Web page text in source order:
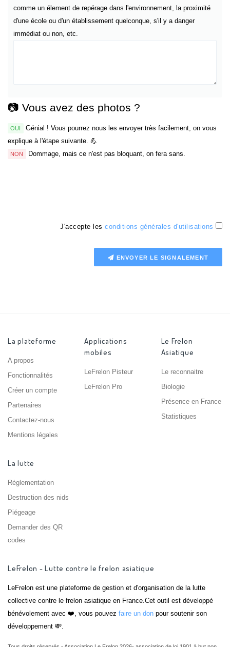
comme un élement de repérage dans l'environnement, la proximité
d'une école ou d'un établissement quelconque, s'il y a danger
immédiat ou non, etc.
📷 Vous avez des photos ?
OUI
Génial ! Vous pourrez nous les envoyer très facilement, on vous
explique à l'étape suivante. 💪
NON Dommage, mais ce n'est pas bloquant, on fera sans.
J'accepte les conditions générales d'utilisations
ENVOYER LE SIGNALEMENT
La plateforme
A propos
Fonctionnalités
Créer un compte
Partenaires
Contactez-nous
Mentions légales
Applications
mobiles
LeFrelon Pisteur
LeFrelon Pro
Le Frelon
Asiatique
Le reconnaitre
Biologie
Présence en France
Statistiques
La lutte
Réglementation
Destruction des nids
Piégeage
Demander des QR
codes
LeFrelon - Lutte contre le frelon asiatique
LeFrelon est une plateforme de gestion et d'organisation de la lutte
collective contre le frelon asiatique en France.Cet outil est développé
bénévolement avec ❤️, vous pouvez faire un don pour soutenir son
développement 💸.